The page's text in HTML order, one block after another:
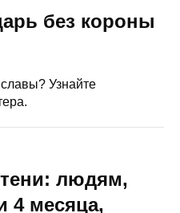
без короны
Узнайте
людям,
4 месяца,